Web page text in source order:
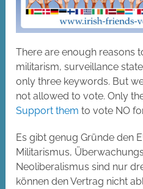
There are enough reasons
militarism, surveillance
only three keywords. But
not allowed to vote. Only
Support them to vote NO
Es gibt genug Gründe den
Militarismus,
Neoliberalismus sind nur
können den Vertrag nicht